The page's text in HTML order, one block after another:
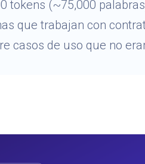
tokens (~75,000
que trabajan con
casos de uso que no